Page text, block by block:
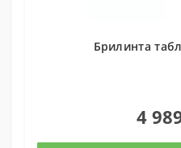
Брилинта
4